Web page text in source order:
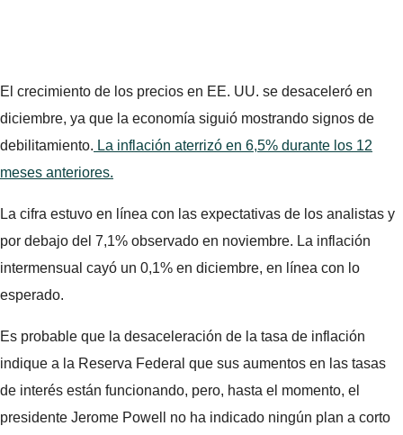
El crecimiento de los precios en EE. UU. se desaceleró en
diciembre, ya que la economía siguió mostrando signos de
debilitamiento. La inflación aterrizó en 6,5% durante los 12
meses anteriores.
La cifra estuvo en línea con las expectativas de los analistas y
por debajo del 7,1% observado en noviembre. La inflación
intermensual cayó un 0,1% en diciembre, en línea con lo
esperado.
Es probable que la desaceleración de la tasa de inflación
indique a la Reserva Federal que sus aumentos en las tasas
de interés están funcionando, pero, hasta el momento, el
presidente Jerome Powell no ha indicado ningún plan a corto